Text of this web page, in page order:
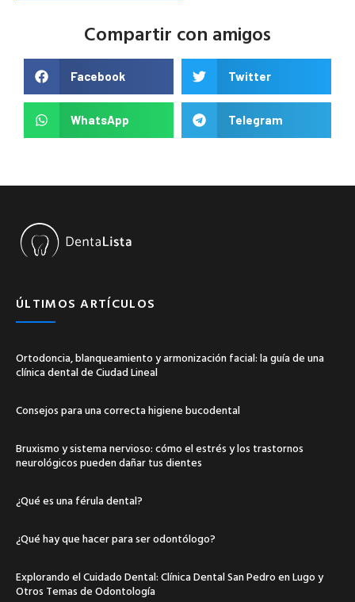
Compartir con amigos
Facebook Twitter
WhatsApp Telegram
ÚLTIMOS ARTÍCULOS
Ortodoncia, blanqueamiento y armonización facial: la guía de una
clínica dental de Ciudad Lineal
Consejos para una correcta higiene bucodental
Bruxismo y sistema nervioso: cómo el estrés y los trastornos
neurológicos pueden dañar tus dientes
¿Qué es una férula dental?
¿Qué hay que hacer para ser odontólogo?
Explorando el Cuidado Dental: Clínica Dental San Pedro en Lugo y
Otros Temas de Odontología